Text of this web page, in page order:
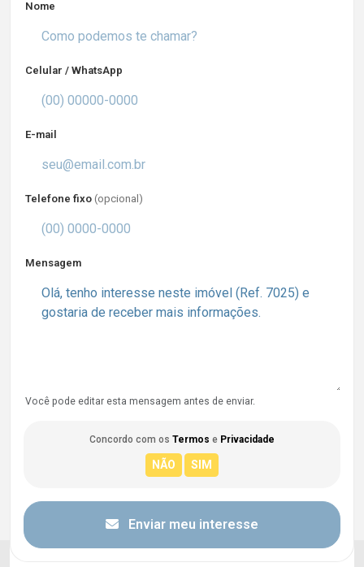
Nome
Celular / WhatsApp
E-mail
Telefone fixo (opcional)
Mensagem
Você pode editar esta mensagem antes de enviar.
Concordo com os Termos e Privacidade
Enviar meu interesse